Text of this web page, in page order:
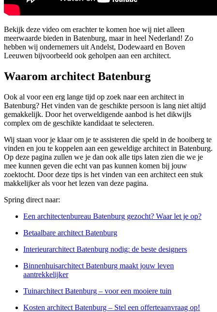
Bekijk deze video om erachter te komen hoe wij niet alleen
meerwaarde bieden in Batenburg, maar in heel Nederland! Zo
hebben wij ondernemers uit Andelst, Dodewaard en Boven
Leeuwen bijvoorbeeld ook geholpen aan een architect.
Waarom architect Batenburg
Ook al voor een erg lange tijd op zoek naar een architect in
Batenburg? Het vinden van de geschikte persoon is lang niet altijd
gemakkelijk. Door het overweldigende aanbod is het dikwijls
complex om de geschikte kandidaat te selecteren.
Wij staan voor je klaar om je te assisteren die speld in de hooiberg te
vinden en jou te koppelen aan een geweldige architect in Batenburg.
Op deze pagina zullen we je dan ook alle tips laten zien die we je
mee kunnen geven die echt van pas kunnen komen bij jouw
zoektocht. Door deze tips is het vinden van een architect een stuk
makkelijker als voor het lezen van deze pagina.
Spring direct naar:
Een architectenbureau Batenburg gezocht? Waar let je op?
Betaalbare architect Batenburg
Interieurarchitect Batenburg nodig: de beste designers
Binnenhuisarchitect Batenburg maakt jouw leven
aantrekkelijker
Tuinarchitect Batenburg – voor een mooiere tuin
Kosten architect Batenburg – Stel een offerteaanvraag op!